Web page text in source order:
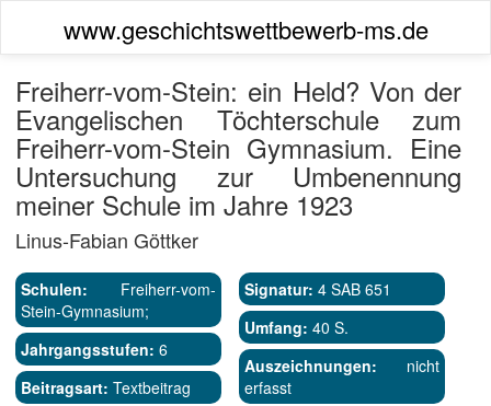
www.geschichtswettbewerb-ms.de
Freiherr-vom-Stein: ein Held? Von der
Evangelischen Töchterschule zum
Freiherr-vom-Stein Gymnasium. Eine
Untersuchung zur Umbenennung
meiner Schule im Jahre 1923
Linus-Fabian Göttker
Schulen: Freiherr-vom-
Stein-Gymnasium;
Jahrgangsstufen: 6
Beitragsart: Textbeitrag
Signatur: 4 SAB 651
Umfang: 40 S.
Auszeichnungen: nicht
erfasst